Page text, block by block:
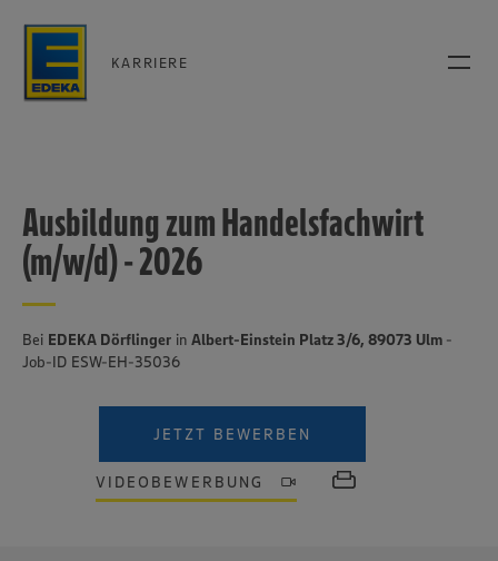
KARRIERE
Ausbildung zum Handelsfachwirt
(m/w/d) - 2026
Bei EDEKA Dörflinger in Albert-Einstein Platz 3/6, 89073 Ulm -
Job-ID ESW-EH-35036
JETZT BEWERBEN
VIDEOBEWERBUNG